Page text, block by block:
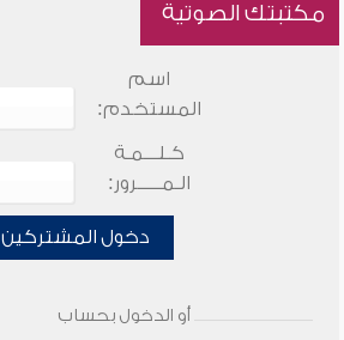
مكتبتك الصوتية
اسم
المستخدم:
كـلـــمـة
الـمـــــرور:
دخول المشتركين
أو الدخول بحساب